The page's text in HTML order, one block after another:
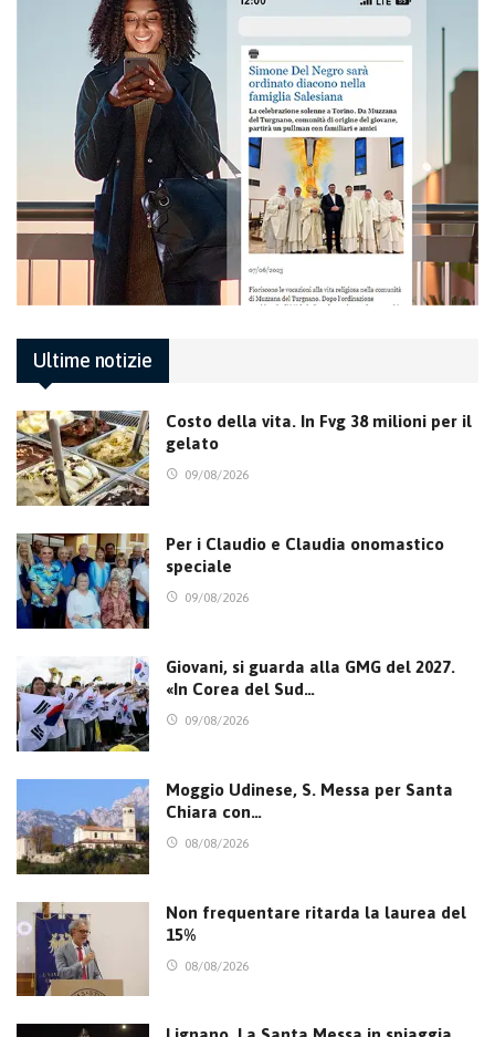
Ultime notizie
Costo della vita. In Fvg 38 milioni per il
gelato
09/08/2026
Per i Claudio e Claudia onomastico
speciale
09/08/2026
Giovani, si guarda alla GMG del 2027.
«In Corea del Sud…
09/08/2026
Moggio Udinese, S. Messa per Santa
Chiara con…
08/08/2026
Non frequentare ritarda la laurea del
15%
08/08/2026